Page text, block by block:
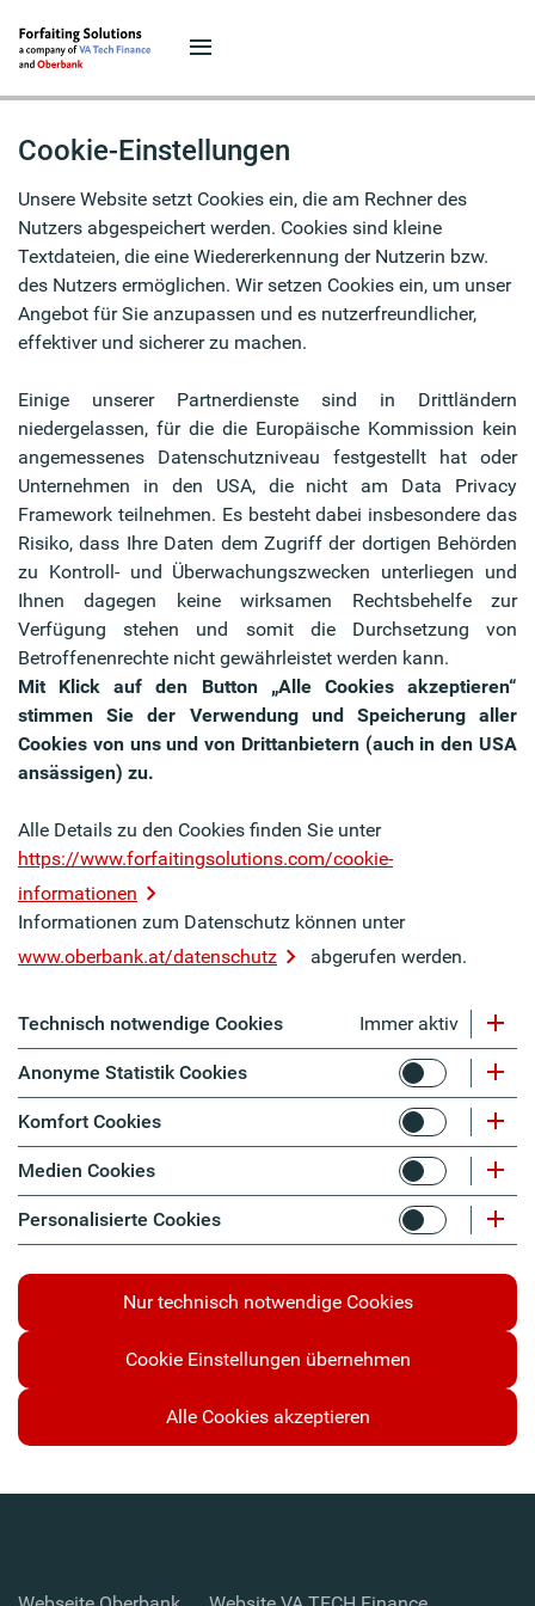
Cookie-Einstellungen
Unsere Website setzt Cookies ein, die am Rechner des
Nutzers abgespeichert werden. Cookies sind kleine
Textdateien, die eine Wiedererkennung der Nutzerin bzw.
des Nutzers ermöglichen. Wir setzen Cookies ein, um unser
Angebot für Sie anzupassen und es nutzerfreundlicher,
effektiver und sicherer zu machen.
Einige unserer Partnerdienste sind in Drittländern
niedergelassen, für die die Europäische Kommission kein
angemessenes Datenschutzniveau festgestellt hat oder
Unternehmen in den USA, die nicht am Data Privacy
Framework teilnehmen. Es besteht dabei insbesondere das
Risiko, dass Ihre Daten dem Zugriff der dortigen Behörden
zu Kontroll- und Überwachungszwecken unterliegen und
Ihnen dagegen keine wirksamen Rechtsbehelfe zur
Verfügung stehen und somit die Durchsetzung von
Betroffenenrechte nicht gewährleistet werden kann.
Mit Klick auf den Button „Alle Cookies akzeptieren“
stimmen Sie der Verwendung und Speicherung aller
Cookies von uns und von Drittanbietern (auch in den USA
ansässigen) zu.
Alle Details zu den Cookies finden Sie unter
https://www.forfaitingsolutions.com/cookie-
informationen
Informationen zum Datenschutz können unter
www.oberbank.at/datenschutz
abgerufen werden.
Technisch notwendige Cookies Immer aktiv
Anonyme Statistik Cookies
Komfort Cookies
Medien Cookies
Personalisierte Cookies
Nur technisch notwendige Cookies
Cookie Einstellungen übernehmen
Alle Cookies akzeptieren